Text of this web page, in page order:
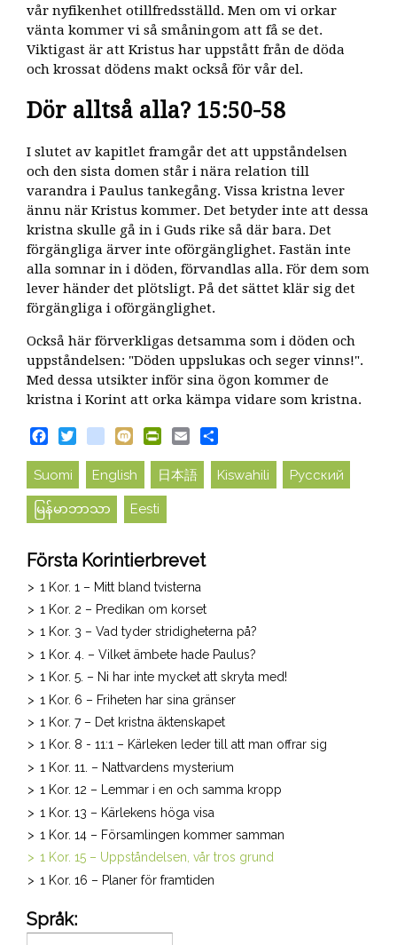
vår nyfikenhet otillfredsställd. Men om vi orkar
vänta kommer vi så småningom att få se det.
Viktigast är att Kristus har uppstått från de döda
och krossat dödens makt också för vår del.
Dör alltså alla? 15:50-58
I slutet av kapitlet framgår det att uppståndelsen
och den sista domen står i nära relation till
varandra i Paulus tankegång. Vissa kristna lever
ännu när Kristus kommer. Det betyder inte att dessa
kristna skulle gå in i Guds rike så där bara. Det
förgängliga ärver inte oförgänglighet. Fastän inte
alla somnar in i döden, förvandlas alla. För dem som
lever händer det plötsligt. På det sättet klär sig det
förgängliga i oförgänglighet.
Också här förverkligas detsamma som i döden och
uppståndelsen: "Döden uppslukas och seger vinns!".
Med dessa utsikter inför sina ögon kommer de
kristna i Korint att orka kämpa vidare som kristna.
FacebookTwitterblogger_post
Mixi PrintFriendly
Email
Suomi English 日本語 Kiswahili Русский
မြန်မာဘာသာ Eesti
Första Korintierbrevet
1 Kor. 1 – Mitt bland tvisterna
1 Kor. 2 – Predikan om korset
1 Kor. 3 – Vad tyder stridigheterna på?
1 Kor. 4. – Vilket ämbete hade Paulus?
1 Kor. 5. – Ni har inte mycket att skryta med!
1 Kor. 6 – Friheten har sina gränser
1 Kor. 7 – Det kristna äktenskapet
1 Kor. 8 - 11:1 – Kärleken leder till att man offrar sig
1 Kor. 11. – Nattvardens mysterium
1 Kor. 12 – Lemmar i en och samma kropp
1 Kor. 13 – Kärlekens höga visa
1 Kor. 14 – Församlingen kommer samman
1 Kor. 15 – Uppståndelsen, vår tros grund
1 Kor. 16 – Planer för framtiden
Språk: